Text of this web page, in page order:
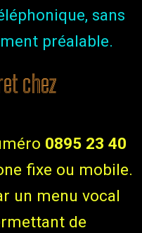
sans
préalable.
chez
0895 23 40
fixe ou mobile.
un menu vocal
de